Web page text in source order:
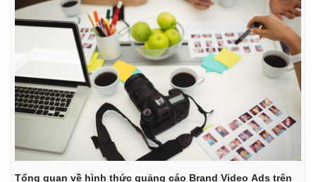
Tổng quan về hình thức quảng cáo Brand Video Ads trên